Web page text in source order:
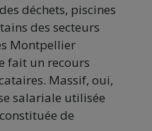
déchets, piscines
des secteurs
Montpellier
fait un recours
Massif, oui,
salariale utilisée
de